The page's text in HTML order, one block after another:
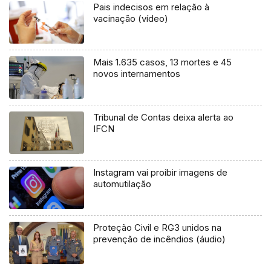
Pais indecisos em relação à
vacinação (vídeo)
Mais 1.635 casos, 13 mortes e 45
novos internamentos
Tribunal de Contas deixa alerta ao
IFCN
Instagram vai proibir imagens de
automutilação
Proteção Civil e RG3 unidos na
prevenção de incêndios (áudio)